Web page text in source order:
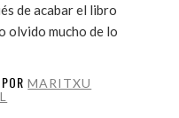
de acabar el libro
olvido mucho de lo
MARITXU